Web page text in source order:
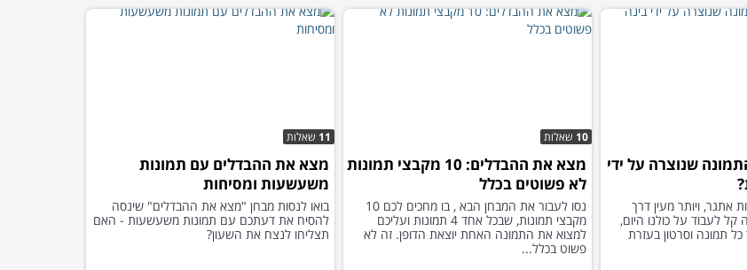
שנוצרה על ידי
אתגר, ויותר מעין דרך
לעבוד על כולנו היום,
כל תמונה וסרטון בעזרת
10 שאלות
מצא את ההבדלים: 10 מקבצי תמונות
לא פשוטים בכלל
נסו לעבור את המבחן הבא , בו מחכים לכם 10
מקבצי תמונות, שבכל אחד 4 תמונות ועליכם
למצוא את התמונה האחת יוצאת הדופן. זה לא
פשוט בכלל...
11 שאלות
מצא את ההבדלים עם תמונות
משעשעות ומסיחות
בואו לנסות מבחן "מצא את ההבדלים" שינסה
להסיח את דעתכם עם תמונות משעשעות - האם
תצליחו לנצח את השעון?